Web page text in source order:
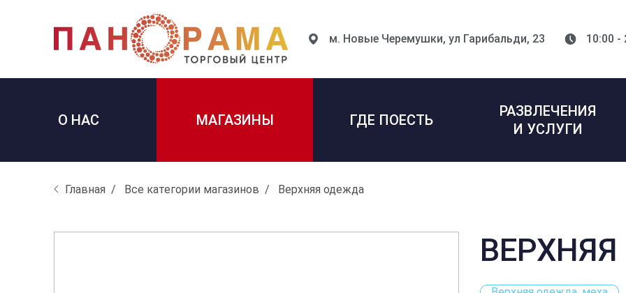
м. Новые Черемушки, ул Гарибальди, 23 10:00 -
О НАС МАГАЗИНЫ ГДЕ ПОЕСТЬ
РАЗВЛЕЧЕНИЯ
И УСЛУГИ
Главная Все категории магазинов Верхняя одежда